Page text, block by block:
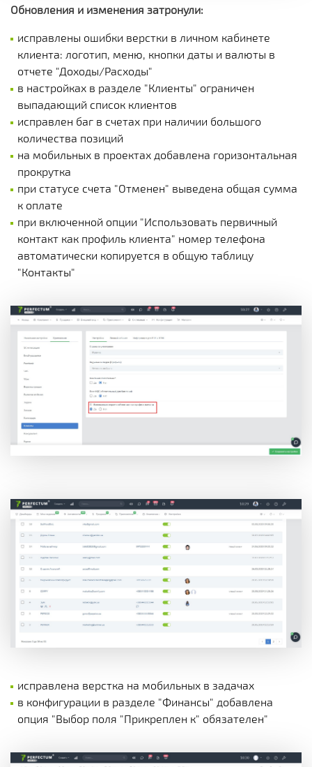
Обновления и изменения затронули:
исправлены ошибки верстки в личном кабинете
клиента: логотип, меню, кнопки даты и валюты в
отчете "Доходы/Расходы"
в настройках в разделе "Клиенты" ограничен
выпадающий список клиентов
исправлен баг в счетах при наличии большого
количества позиций
на мобильных в проектах добавлена горизонтальная
прокрутка
при статусе счета "Отменен" выведена общая сумма
к оплате
при включенной опции "Использовать первичный
контакт как профиль клиента" номер телефона
автоматически копируется в общую таблицу
"Контакты"
исправлена верстка на мобильных в задачах
в конфигурации в разделе "Финансы" добавлена
опция "Выбор поля "Прикреплен к" обязателен"